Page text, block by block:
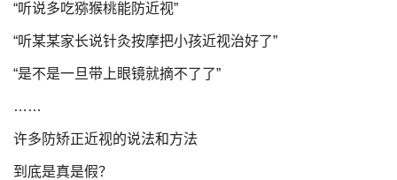
“听说多吃猕猴桃能防近视”
“听某某家长说针灸按摩把小孩近视治好了”
“是不是一旦带上眼镜就摘不了了”
……
许多防矫正近视的说法和方法
到底是真是假？